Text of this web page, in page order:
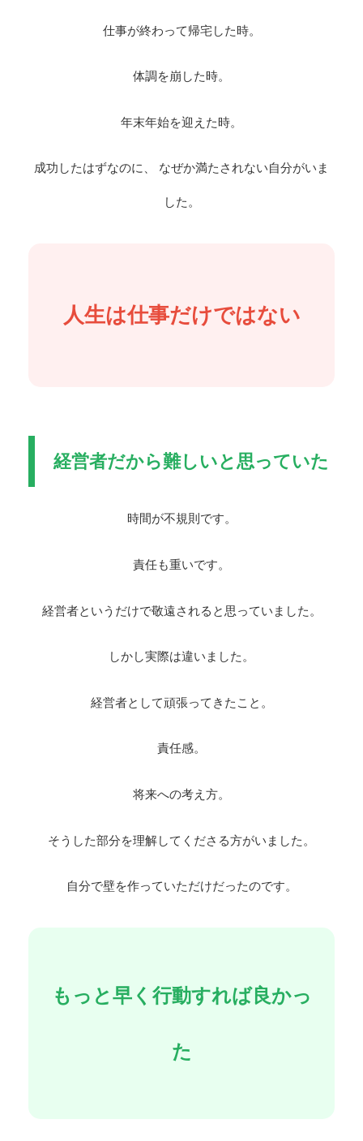
仕事が終わって帰宅した時。
体調を崩した時。
年末年始を迎えた時。
成功したはずなのに、 なぜか満たされない自分がいま
した。
人生は仕事だけではない
経営者だから難しいと思っていた
時間が不規則です。
責任も重いです。
経営者というだけで敬遠されると思っていました。
しかし実際は違いました。
経営者として頑張ってきたこと。
責任感。
将来への考え方。
そうした部分を理解してくださる方がいました。
自分で壁を作っていただけだったのです。
もっと早く行動すれば良かっ
た